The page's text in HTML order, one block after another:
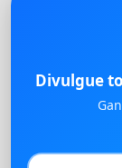
Divulgue